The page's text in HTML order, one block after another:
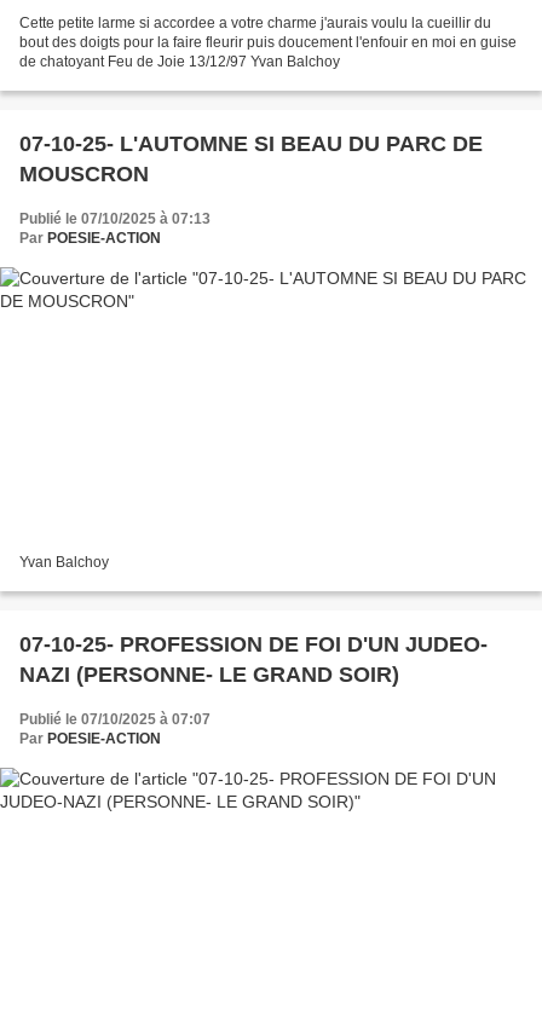
Cette petite larme si accordee a votre charme j'aurais voulu la cueillir du
bout des doigts pour la faire fleurir puis doucement l'enfouir en moi en guise
de chatoyant Feu de Joie 13/12/97 Yvan Balchoy
07-10-25- L'AUTOMNE SI BEAU DU PARC DE
MOUSCRON
Publié le 07/10/2025 à 07:13
Par POESIE-ACTION
Yvan Balchoy
07-10-25- PROFESSION DE FOI D'UN JUDEO-
NAZI (PERSONNE- LE GRAND SOIR)
Publié le 07/10/2025 à 07:07
Par POESIE-ACTION